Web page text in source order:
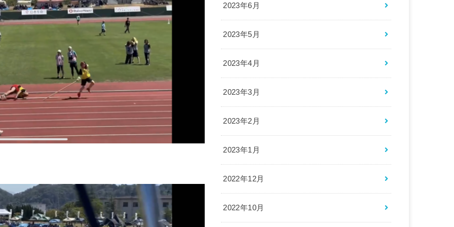
2023年6月
2023年5月
2023年4月
2023年3月
2023年2月
2023年1月
2022年12月
2022年10月